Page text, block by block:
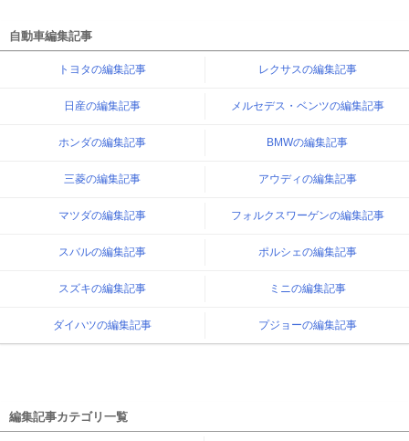
自動車編集記事
トヨタの編集記事 レクサスの編集記事
日産の編集記事 メルセデス・ベンツの編集記事
ホンダの編集記事 BMWの編集記事
三菱の編集記事 アウディの編集記事
マツダの編集記事 フォルクスワーゲンの編集記事
スバルの編集記事 ポルシェの編集記事
スズキの編集記事 ミニの編集記事
ダイハツの編集記事 プジョーの編集記事
編集記事カテゴリ一覧